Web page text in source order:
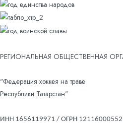
РЕГИОНАЛЬНАЯ ОБЩЕСТВЕННАЯ
"Федерация хоккея на траве
Республики Татарстан"
ИНН 1656119971 / ОГРН